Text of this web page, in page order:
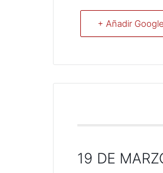
+ Añadir
19 DE